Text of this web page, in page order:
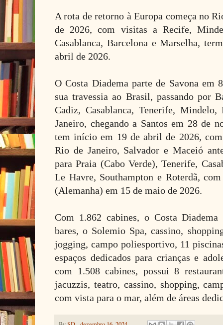
A rota de retorno à Europa começa no
de 2026, com visitas a Recife,
Casablanca, Barcelona e Marselha,
abril de 2026.
O Costa Diadema parte de Savona em
sua travessia ao Brasil, passando por
Cadiz, Casablanca, Tenerife,
Janeiro, chegando a Santos em 28 de
tem início em 19 de abril de 2026,
Rio de Janeiro, Salvador e Maceió
para Praia (Cabo Verde), Tenerife,
Le Havre, Southampton e Roterdã,
(Alemanha) em 15 de maio de 2026.
Com 1.862 cabines, o Costa Diadema
bares, o Solemio Spa, cassino,
jogging, campo poliesportivo, 11
espaços dedicados para crianças e
com 1.508 cabines, possui 8
jacuzzis, teatro, cassino, shopping,
com vista para o mar, além de áreas